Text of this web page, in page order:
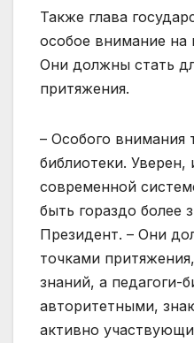
Также глава
особое внимание на
Они должны стать
притяжения.
– Особого
библиотеки. Уверен,
современной
быть гораздо более
Президент. – Они
точками
знаний, а педагоги-
авторитетными,
активно